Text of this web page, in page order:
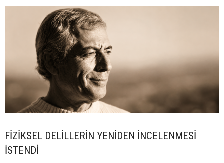
FİZİKSEL DELİLLERİN YENİDEN İNCELENMESİ
İSTENDİ